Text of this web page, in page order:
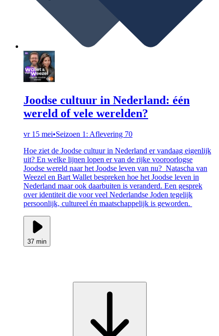
Joodse cultuur in Nederland: één
wereld of vele werelden?
vr 15 mei•Seizoen 1: Aflevering 70
Hoe ziet de Joodse cultuur in Nederland er vandaag eigenlijk
uit? En welke lijnen lopen er van de rijke vooroorlogse
Joodse wereld naar het Joodse leven van nu? Natascha van
Weezel en Bart Wallet bespreken hoe het Joodse leven in
Nederland maar ook daarbuiten is veranderd. Een gesprek
over identiteit die voor veel Nederlandse Joden tegelijk
persoonlijk, cultureel én maatschappelijk is geworden.
37 min